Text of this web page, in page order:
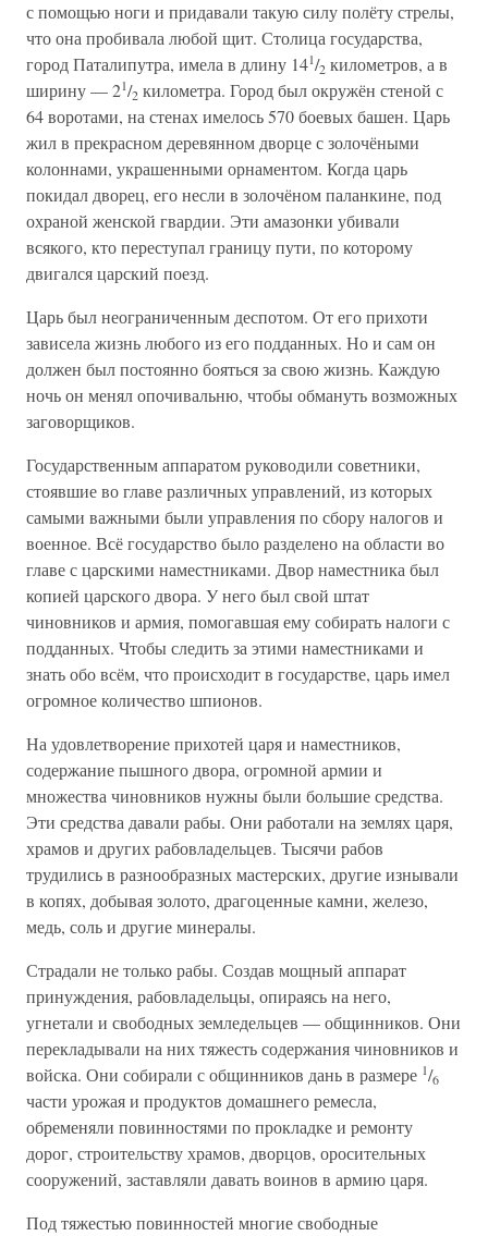
с помощью ноги и придавали такую силу полёту стрелы,
что она пробивала любой щит. Столица государства,
город Паталипутра, имела в длину 141/2 километров, а в
ширину — 21/2 километра. Город был окружён стеной с
64 воротами, на стенах имелось 570 боевых башен. Царь
жил в прекрасном деревянном дворце с золочёными
колоннами, украшенными орнаментом. Когда царь
покидал дворец, его несли в золочёном паланкине, под
охраной женской гвардии. Эти амазонки убивали
всякого, кто переступал границу пути, по которому
двигался царский поезд.
Царь был неограниченным деспотом. От его прихоти
зависела жизнь любого из его подданных. Но и сам он
должен был постоянно бояться за свою жизнь. Каждую
ночь он менял опочивальню, чтобы обмануть возможных
заговорщиков.
Государственным аппаратом руководили советники,
стоявшие во главе различных управлений, из которых
самыми важными были управления по сбору налогов и
военное. Всё государство было разделено на области во
главе с царскими наместниками. Двор наместника был
копией царского двора. У него был свой штат
чиновников и армия, помогавшая ему собирать налоги с
подданных. Чтобы следить за этими наместниками и
знать обо всём, что происходит в государстве, царь имел
огромное количество шпионов.
На удовлетворение прихотей царя и наместников,
содержание пышного двора, огромной армии и
множества чиновников нужны были большие средства.
Эти средства давали рабы. Они работали на землях царя,
храмов и других рабовладельцев. Тысячи рабов
трудились в разнообразных мастерских, другие изнывали
в копях, добывая золото, драгоценные камни, железо,
медь, соль и другие минералы.
Страдали не только рабы. Создав мощный аппарат
принуждения, рабовладельцы, опираясь на него,
угнетали и свободных земледельцев — общинников. Они
перекладывали на них тяжесть содержания чиновников и
войска. Они собирали с общинников дань в размере 1/6
части урожая и продуктов домашнего ремесла,
обременяли повинностями по прокладке и ремонту
дорог, строительству храмов, дворцов, оросительных
сооружений, заставляли давать воинов в армию царя.
Под тяжестью повинностей многие свободные